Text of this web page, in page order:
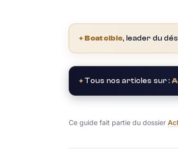
✦Boatcible, leader du
✦Tous nos articles sur :
Ce guide fait partie du dossier